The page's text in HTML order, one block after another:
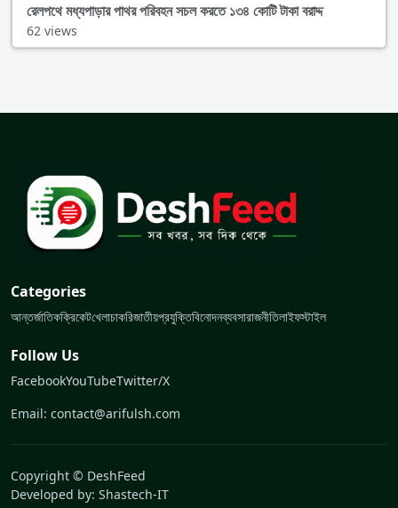
রেলপথে মধ্যপাড়ার পাথর পরিবহন সচল করতে ১৩৪ কোটি টাকা বরাদ্দ
62 views
Categories
আন্তর্জাতিকক্রিকেটখেলাচাকরিজাতীয়প্রযুক্তিবিনোদনব্যবসারাজনীতিলাইফস্টাইল
Follow Us
FacebookYouTubeTwitter/X
Email: contact@arifulsh.com
Copyright © DeshFeed
Developed by: Shastech-IT